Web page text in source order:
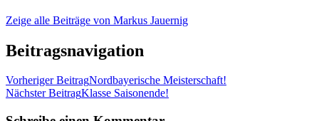
Zeige alle Beiträge von Markus Jauernig
Beitragsnavigation
Vorheriger BeitragNordbayerische Meisterschaft!
Nächster BeitragKlasse Saisonende!